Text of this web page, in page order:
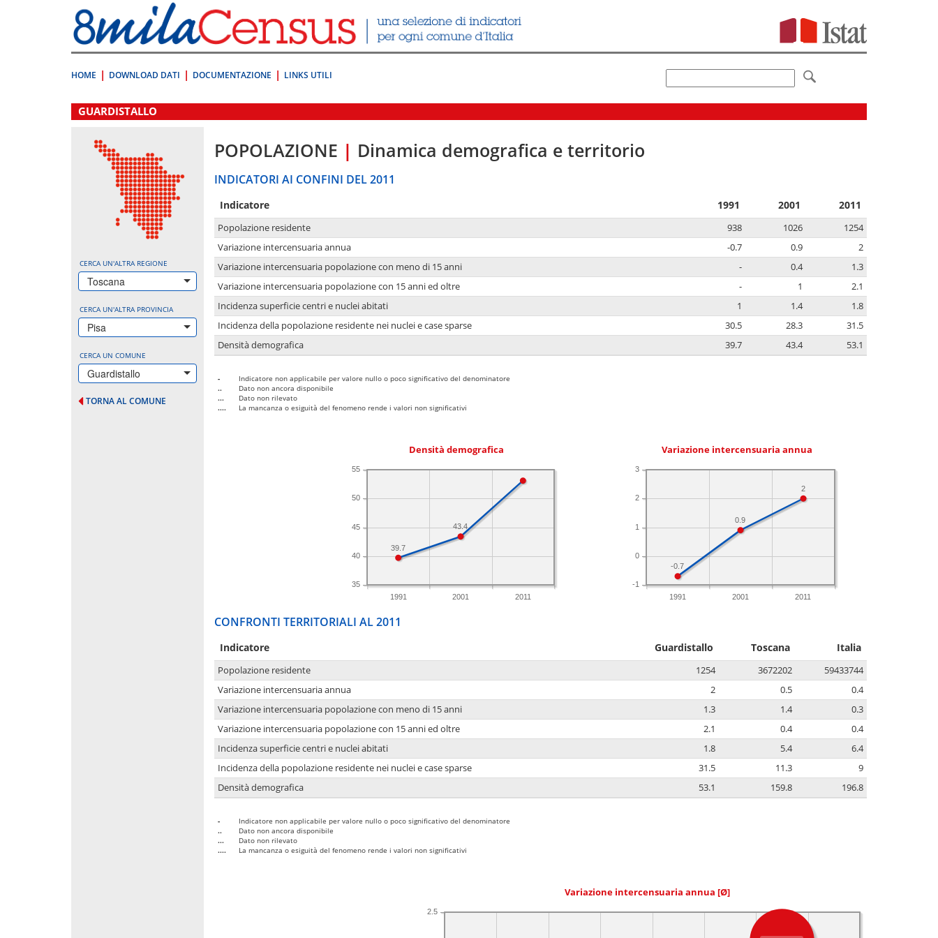
direttamente
a:
Contenuto
HOME DOWNLOAD DATI DOCUMENTAZIONE LINKS UTILI
.
GUARDISTALLO
CERCA UN'ALTRA REGIONE
Toscana
CERCA UN'ALTRA PROVINCIA
Pisa
CERCA UN COMUNE
Guardistallo
TORNA AL COMUNE
POPOLAZIONE | Dinamica demografica e territorio
INDICATORI AI CONFINI DEL 2011
Indicatore 1991 2001 2011
Popolazione residente 938 1026
1254
Variazione intercensuaria annua
-0.7 0.9
2
Variazione intercensuaria popolazione con meno di 15 anni
- 0.4
1.3
Variazione intercensuaria popolazione con 15 anni ed oltre
- 1
2.1
Incidenza superficie centri e nuclei abitati
1 1.4
1.8
Incidenza della popolazione residente nei nuclei e case sparse
30.5 28.3
31.5
Densità demografica
39.7 43.4 53.1
-
Indicatore non applicabile per valore nullo o poco significativo del denominatore
..
Dato non ancora disponibile
...
Dato non rilevato
....
La mancanza o esiguità del fenomeno rende i valori non significativi
Densità demografica
1991 2001 2011
35
40
45
50
55
43.4
39.7
Variazione intercensuaria annua
1991 2001 2011
-1
0
1
2
3
2
0.9
-0.7
CONFRONTI TERRITORIALI AL 2011
Indicatore Guardistallo Toscana Italia
Popolazione residente 1254 3672202
59433744
Variazione intercensuaria annua
2 0.5
0.4
Variazione intercensuaria popolazione con meno di 15 anni
1.3 1.4
0.3
Variazione intercensuaria popolazione con 15 anni ed oltre
2.1 0.4
0.4
Incidenza superficie centri e nuclei abitati
1.8 5.4
6.4
Incidenza della popolazione residente nei nuclei e case sparse
31.5 11.3
9
Densità demografica
53.1 159.8 196.8
-
Indicatore non applicabile per valore nullo o poco significativo del denominatore
..
Dato non ancora disponibile
...
Dato non rilevato
....
La mancanza o esiguità del fenomeno rende i valori non significativi
Variazione intercensuaria annua [Ø]
2.5